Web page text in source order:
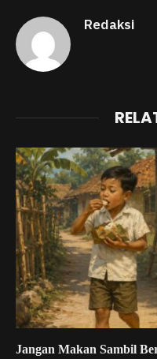
Redaksi
Jangan Makan Sambil